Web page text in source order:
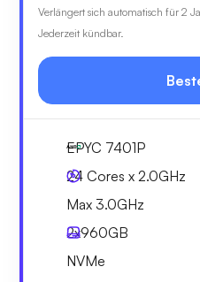
Verlängert sich automatisch für 2
Jederzeit kündbar.
EPYC 7401P
24 Cores x 2.0GHz
Max 3.0GHz
2x960GB
NVMe